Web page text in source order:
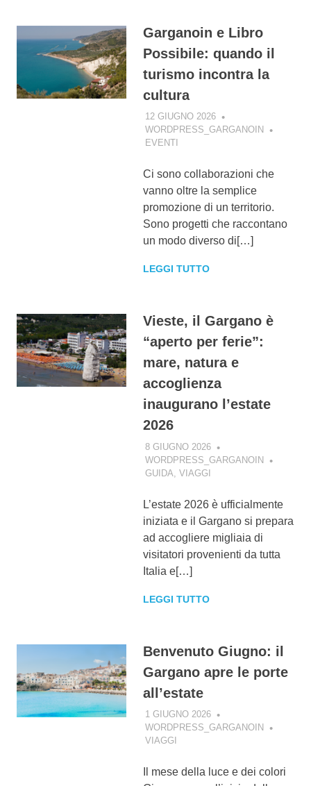
Garganoin e Libro
Possibile: quando il
turismo incontra la
cultura
12 GIUGNO 2026
WORDPRESS_GARGANOIN
EVENTI
Ci sono collaborazioni che
vanno oltre la semplice
promozione di un territorio.
Sono progetti che raccontano
un modo diverso di[…]
LEGGI TUTTO
Vieste, il Gargano è
“aperto per ferie”:
mare, natura e
accoglienza
inaugurano l’estate
2026
8 GIUGNO 2026
WORDPRESS_GARGANOIN
GUIDA VIAGGI
L’estate 2026 è ufficialmente
iniziata e il Gargano si prepara
ad accogliere migliaia di
visitatori provenienti da tutta
Italia e[…]
LEGGI TUTTO
Benvenuto Giugno: il
Gargano apre le porte
all’estate
1 GIUGNO 2026
WORDPRESS_GARGANOIN
VIAGGI
Il mese della luce e dei colori